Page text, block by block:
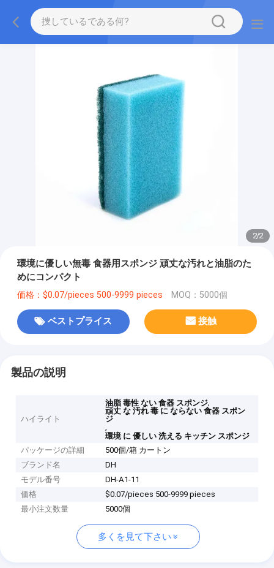
2/2
環境に優しい無毒 食器用スポンジ 頑丈な汚れと油脂のた
めにコンパクト
価格：$0.07/pieces 500-9999 pieces MOQ：5000個
ベストプライス 接触
製品の説明
ハイライト
油脂 毒性 ない 食器 スポンジ,
頑丈 な 汚れ 毒 に ならない 食器 スポン
ジ
,
環境 に 優しい 洗える キッチン スポンジ
パッケージの詳細
500個/箱 カートン
ブランド名
DH
モデル番号
DH-A1-11
価格
$0.07/pieces 500-9999 pieces
最小注文数量
5000個
多くを見て下さい